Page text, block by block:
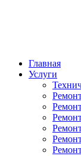
Главная
Услуги